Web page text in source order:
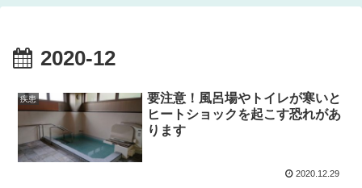
2020-12
疾患
要注意！風呂場やトイレが寒いと
ヒートショックを起こす恐れがあ
ります
2020.12.29